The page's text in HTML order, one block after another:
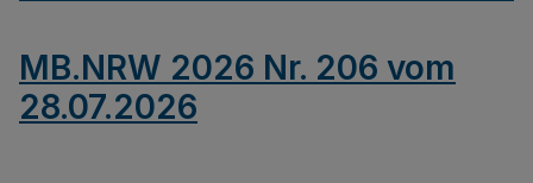
MB.NRW 2026 Nr. 206 vom
28.07.2026